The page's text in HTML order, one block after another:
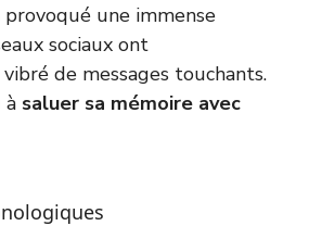
une immense
sociaux ont
de messages touchants.
à saluer sa mémoire avec